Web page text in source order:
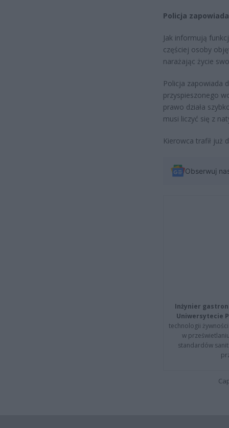
Policja
Jak informują
częściej osoby
narażając życie
Policja zapowiada
przyspieszonego
prawo działa
musi liczyć się z
Kierowca trafił już
Obserwuj
Inżynier
Uniwersytecie
technologii
w
standardów